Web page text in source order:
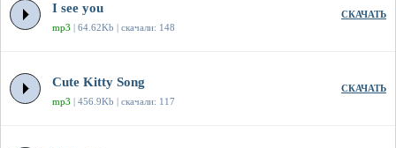
I see you
mp3 | 64.62Kb | скачали: 148
СКАЧАТЬ
Cute Kitty Song
mp3 | 456.9Kb | скачали: 117
СКАЧАТЬ